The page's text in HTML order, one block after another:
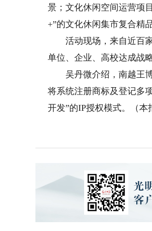
景；文化休闲空间运营项
+”的文化休闲集市复合精
活动现场，来自近百家
单位、企业、高校达成战
吴丹微介绍，南越王博
将系统注册商标及登记多
开发”的IP授权模式。（本